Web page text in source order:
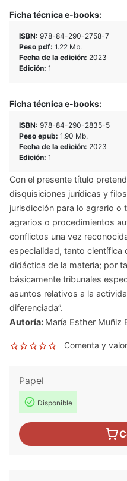
Ficha técnica e-books:
ISBN: 978-84-290-2758-7
Peso pdf: 1.22 Mb.
Fecha de la edición: 2023
Edición: 1
Ficha técnica e-books:
ISBN: 978-84-290-2835-5
Peso epub: 1.90 Mb.
Fecha de la edición: 2023
Edición: 1
Con el presente título
disquisiciones jurídicas y
jurisdicción para lo agrario o
agrarios o procedimientos
conflictos una vez
especialidad, tanto científica
didáctica de la materia; por
básicamente tribunales
asuntos relativos a la
diferenciada”.
Autoría: María Esther Muñiz
Comenta y
Papel
Disponible